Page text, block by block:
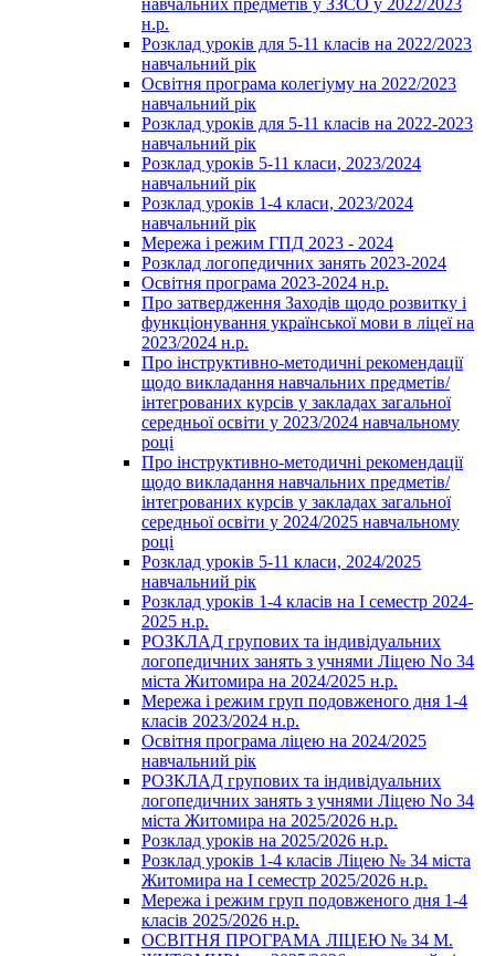
навчальних предметів у ЗЗСО у 2022/2023
н.р.
Розклад уроків для 5-11 класів на 2022/2023
навчальний рік
Освітня програма колегіуму на 2022/2023
навчальний рік
Розклад уроків для 5-11 класів на 2022-2023
навчальний рік
Розклад уроків 5-11 класи, 2023/2024
навчальний рік
Розклад уроків 1-4 класи, 2023/2024
навчальний рік
Мережа і режим ГПД 2023 - 2024
Розклад логопедичних занять 2023-2024
Освітня програма 2023-2024 н.р.
Про затвердження Заходів щодо розвитку і
функціонування української мови в ліцеї на
2023/2024 н.р.
Про інструктивно-методичні рекомендації
щодо викладання навчальних предметів/
інтегрованих курсів у закладах загальної
середньої освіти у 2023/2024 навчальному
році
Про інструктивно-методичні рекомендації
щодо викладання навчальних предметів/
інтегрованих курсів у закладах загальної
середньої освіти у 2024/2025 навчальному
році
Розклад уроків 5-11 класи, 2024/2025
навчальний рік
Розклад уроків 1-4 класів на І семестр 2024-
2025 н.р.
РОЗКЛАД групових та індивідуальних
логопедичних занять з учнями Ліцею No 34
міста Житомира на 2024/2025 н.р.
Мережа і режим груп подовженого дня 1-4
класів 2023/2024 н.р.
Освітня програма ліцею на 2024/2025
навчальний рік
РОЗКЛАД групових та індивідуальних
логопедичних занять з учнями Ліцею No 34
міста Житомира на 2025/2026 н.р.
Розклад уроків на 2025/2026 н.р.
Розклад уроків 1-4 класів Ліцею № 34 міста
Житомира на І семестр 2025/2026 н.р.
Мережа і режим груп подовженого дня 1-4
класів 2025/2026 н.р.
ОСВІТНЯ ПРОГРАМА ЛІЦЕЮ № 34 М.